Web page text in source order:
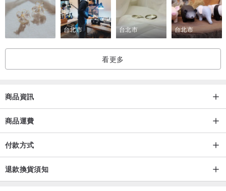
感謝您到訪我們的設計館和支持原創手作珠寶！
台北市 台北市 台北市
看更多
商品資訊
商品運費
付款方式
退款換貨須知